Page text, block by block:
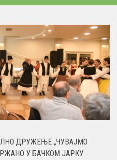
ДРУЖЕЊЕ „ЧУВАЈМО
У БАЧКОМ ЈАРКУ